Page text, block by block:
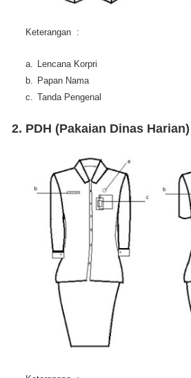
Keterangan :
a. Lencana Korpri
b. Papan Nama
c. Tanda Pengenal
2. PDH (Pakaian Dinas